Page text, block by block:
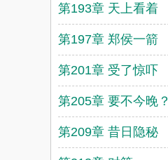
第193章 天上看着
第197章 郑侯一箭
第201章 受了惊吓
第205章 要不今晚？
第209章 昔日隐秘